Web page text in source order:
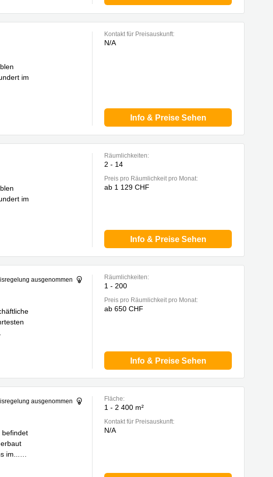
im
Kontakt für Preisauskunft:
N/A
Info & Preise Sehen
im
Räumlichkeiten:
2 - 14
Preis pro Räumlichkeit pro Monat:
ab 1 129 CHF
Info & Preise Sehen
ausgenommen Räumlichkeiten:
1 - 200
Preis pro Räumlichkeit pro Monat:
ab 650 CHF
Info & Preise Sehen
ausgenommen
befindet
im
Fläche:
1 - 2 400 m²
Kontakt für Preisauskunft:
N/A